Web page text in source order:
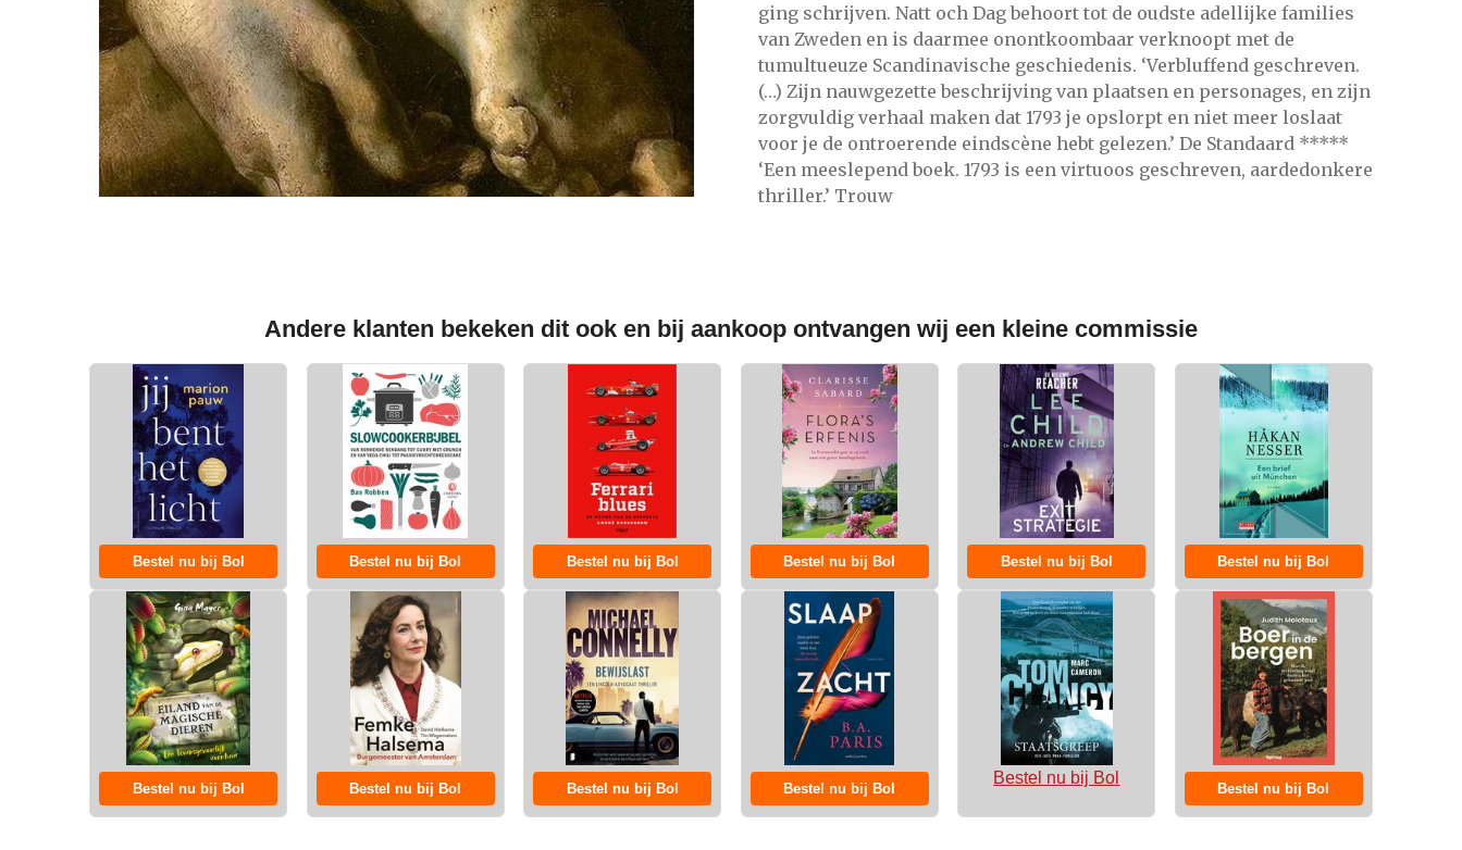
ging schrijven. Natt och Dag behoort tot de oudste adellijke families
van Zweden en is daarmee onontkoombaar verknoopt met de
tumultueuze Scandinavische geschiedenis. ‘Verbluffend geschreven.
(…) Zijn nauwgezette beschrijving van plaatsen en personages, en zijn
zorgvuldig verhaal maken dat 1793 je opslorpt en niet meer loslaat
voor je de ontroerende eindscène hebt gelezen.’ De Standaard *****
‘Een meeslepend boek. 1793 is een virtuoos geschreven, aardedonkere
thriller.’ Trouw
Andere klanten bekeken dit ook en bij aankoop ontvangen wij een kleine commissie
Bestel nu bij Bol Bestel nu bij Bol Bestel nu bij Bol Bestel nu bij Bol Bestel nu bij Bol Bestel nu bij Bol
Bestel nu bij Bol Bestel nu bij Bol Bestel nu bij Bol Bestel nu bij Bol
Bestel nu bij Bol
Bestel nu bij Bol